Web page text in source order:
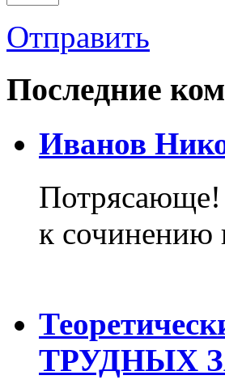
Отправить
Последние
Иванов
Потрясающе!
к сочинению
ТРУДНЫХ